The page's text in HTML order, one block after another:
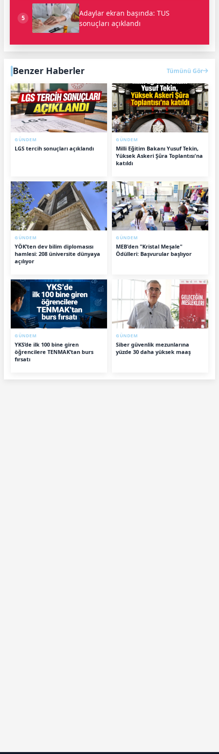
5
Adaylar ekran başında: TUS
sonuçları açıklandı
Benzer Haberler Tümünü Gör
GÜNDEM
LGS tercih sonuçları açıklandı
GÜNDEM
Milli Eğitim Bakanı Yusuf Tekin,
Yüksek Askeri Şûra Toplantısı'na
katıldı
GÜNDEM
YÖK’ten dev bilim diplomasısı
hamlesi: 208 üniversite dünyaya
açılıyor
GÜNDEM
MEB'den "Kristal Meşale"
Ödülleri: Başvurular başlıyor
GÜNDEM
YKS’de ilk 100 bine giren
öğrencilere TENMAK’tan burs
fırsatı
GÜNDEM
Siber güvenlik mezunlarına
yüzde 30 daha yüksek maaş